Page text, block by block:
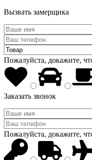
Вызвать замерщика
Пожалуйста, докажите,
Заказать звонок
Пожалуйста, докажите,